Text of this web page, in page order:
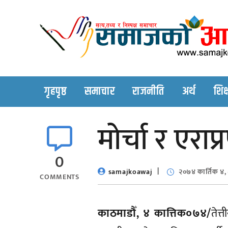
गृहपृष्ठ समाचार राजनीति अर्थ
0
COMMENTS
मोर्चा र
samajkoawaj २०७४ कार्तिक ४,
काठमाडौँ, ४ कात्तिक०७४/